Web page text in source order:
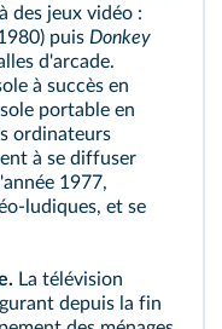
des jeux vidéo :
puis Donkey
d'arcade.
à succès en
portable en
ordinateurs
à se diffuser
1977,
ludiques, et se
La télévision
depuis la fin